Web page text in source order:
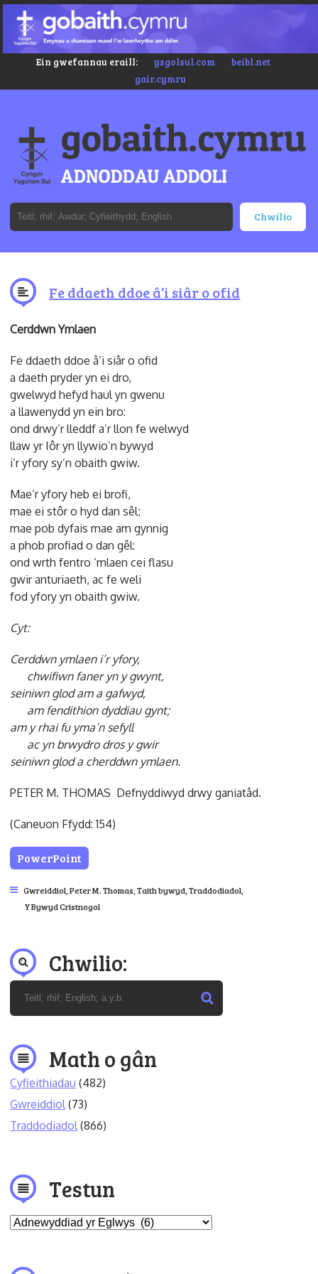
Ein gwefannau eraill: ysgolsul.com
beibl.net
gair.cymru
Fe ddaeth ddoe â’i siâr o ofid
Cerddwn Ymlaen
Fe ddaeth ddoe â’i siâr o ofid
a daeth pryder yn ei dro,
gwelwyd hefyd haul yn gwenu
a llawenydd yn ein bro:
ond drwy’r lleddf a’r llon fe welwyd
llaw yr Iôr yn llywio’n bywyd
i’r yfory sy’n obaith gwiw.
Mae’r yfory heb ei brofi,
mae ei stôr o hyd dan sêl;
mae pob dyfais mae am gynnig
a phob profiad o dan gêl:
ond wrth fentro ‘mlaen cei flasu
gwir anturiaeth, ac fe weli
fod yfory yn obaith gwiw.
Cyt:
Cerddwn ymlaen i’r yfory,
chwifiwn faner yn y gwynt,
seiniwn glod am a gafwyd,
am fendithion dyddiau gynt;
am y rhai fu yma’n sefyll
ac yn brwydro dros y gwir
seiniwn glod a cherddwn ymlaen.
PETER M. THOMAS Defnyddiwyd drwy ganiatâd.
(Caneuon Ffydd: 154)
PowerPoint
Gwreiddiol Peter M. Thomas Taith bywyd Traddodiadol
Y Bywyd Cristnogol
Chwilio:
Math o gân
Cyfieithiadau (482)
Gwreiddiol (73)
Traddodiadol (866)
Testun